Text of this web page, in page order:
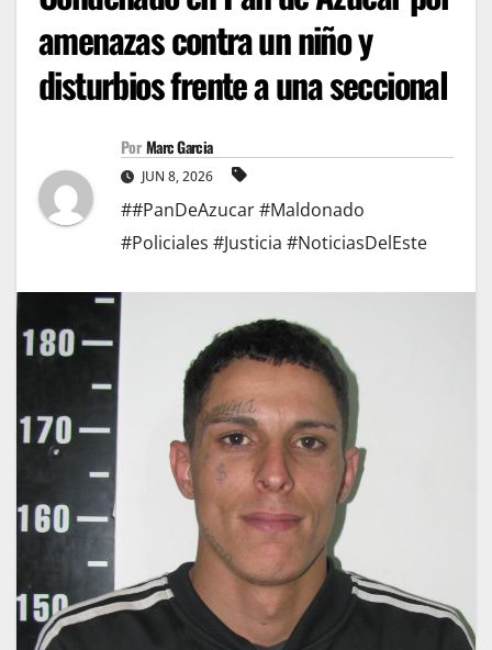
amenazas contra un niño y
disturbios frente a una seccional
Por Marc Garcia
JUN 8, 2026
##PanDeAzucar #Maldonado
#Policiales #Justicia #NoticiasDelEste